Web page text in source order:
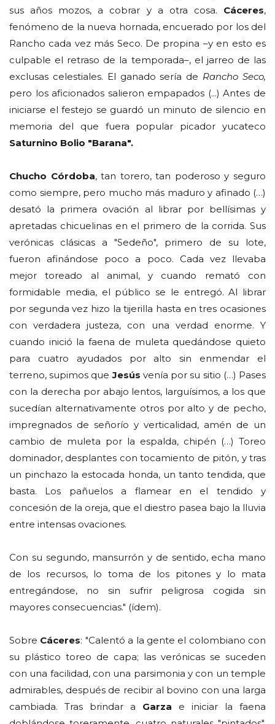
sus años mozos, a cobrar y a otra cosa. Cáceres,
fenómeno de la nueva hornada, encuerado por los del
Rancho cada vez más Seco. De propina –y en esto es
culpable el retraso de la temporada–, el jarreo de las
exclusas celestiales. El ganado sería de Rancho Seco,
pero los aficionados salieron empapados (...) Antes de
iniciarse el festejo se guardó un minuto de silencio en
memoria del que fuera popular picador yucateco
Saturnino Bolio "Barana".
Chucho Córdoba, tan torero, tan poderoso y seguro
como siempre, pero mucho más maduro y afinado (…)
desató la primera ovación al librar por bellísimas y
apretadas chicuelinas en el primero de la corrida. Sus
verónicas clásicas a "Sedeño", primero de su lote,
fueron afinándose poco a poco. Cada vez llevaba
mejor toreado al animal, y cuando remató con
formidable media, el público se le entregó. Al librar
por segunda vez hizo la tijerilla hasta en tres ocasiones
con verdadera justeza, con una verdad enorme. Y
cuando inició la faena de muleta quedándose quieto
para cuatro ayudados por alto sin enmendar el
terreno, supimos queJesús venía por su sitio (…) Pases
con la derecha por abajo lentos, larguísimos, a los que
sucedían alternativamente otros por alto y de pecho,
impregnados de señorío y verticalidad, amén de un
cambio de muleta por la espalda, chipén (…) Toreo
dominador, desplantes con tocamiento de pitón, y tras
un pinchazo la estocada honda, un tanto tendida, que
basta. Los pañuelos a flamear en el tendido y
concesión de la oreja, que el diestro pasea bajo la lluvia
entre intensas ovaciones.
Con su segundo, mansurrón y de sentido, echa mano
de los recursos, lo toma de los pitones y lo mata
entregándose, no sin sufrir peligrosa cogida sin
mayores consecuencias." (ídem).
Sobre Cáceres: "Calentó a la gente el colombiano con
su plástico toreo de capa; las verónicas se suceden
con una facilidad, con una parsimonia y con un temple
admirables, después de recibir al bovino con una larga
cambiada. Tras brindar a Garza e iniciar la faena